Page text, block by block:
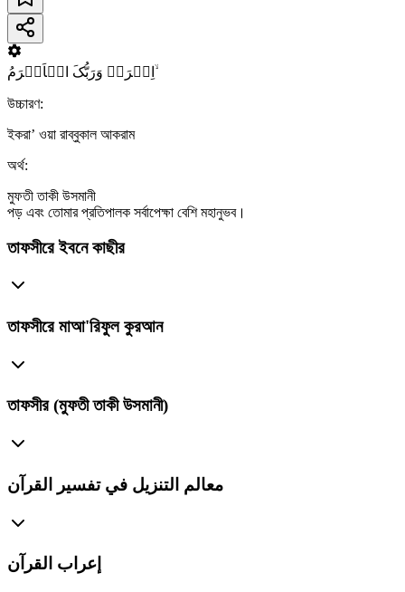
اِقۡرَاۡ وَرَبُّکَ الۡاَکۡرَمُ ۙ
উচ্চারণ:
ইকরা’ ওয়া রাব্বুকাল আকরাম
অর্থ:
মুফতী তাকী উসমানী
পড় এবং তোমার প্রতিপালক সর্বাপেক্ষা বেশি মহানুভব।
তাফসীরে ইবনে কাছীর
তাফসীরে মাআ'রিফুল কুরআন
তাফসীর (মুফতী তাকী উসমানী)
معالم التنزيل في تفسير القرآن
إعراب القرآن